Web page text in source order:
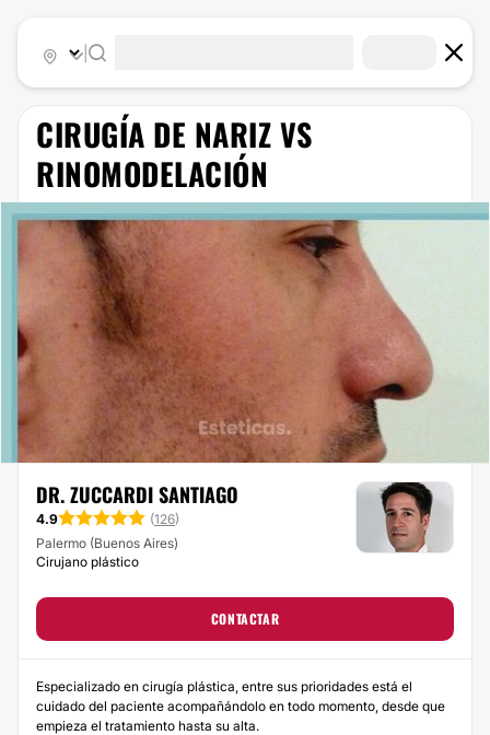
CIRUGÍA DE NARIZ VS
RINOMODELACIÓN
DR. ZUCCARDI SANTIAGO
4.9 (126)
Palermo (Buenos Aires)
Cirujano plástico
CONTACTAR
Especializado en cirugía plástica, entre sus prioridades está el
cuidado del paciente acompañándolo en todo momento, desde que
empieza el tratamiento hasta su alta.